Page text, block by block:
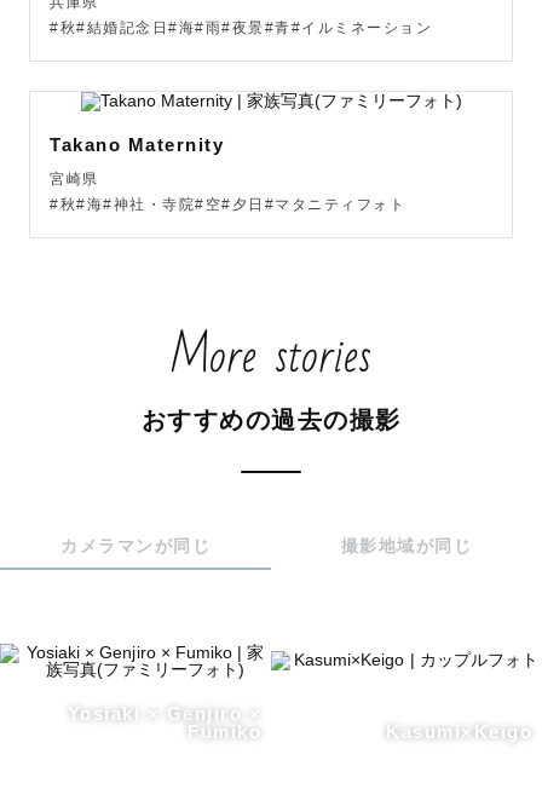
#秋#結婚記念日#海#雨#夜景#青#イルミネーション
Takano Maternity
宮崎県
#秋#海#神社・寺院#空#夕日#マタニティフォト
More stories
おすすめの過去の撮影
カメラマンが同じ 撮影地域が同じ
Yosiaki × Genjiro ×
Fumiko
Kasumi×Keigo